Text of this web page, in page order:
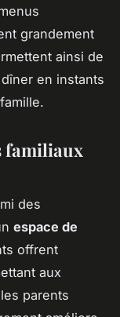
grandement
ainsi de
en instants
familiaux
des
espace de
offrent
aux
parents